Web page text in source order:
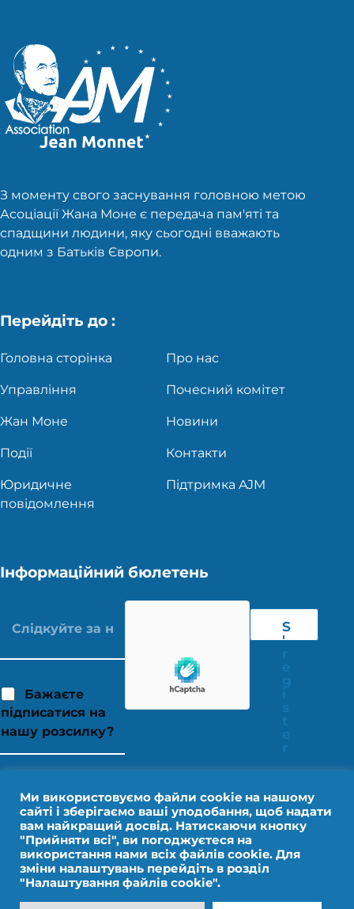
З моменту свого заснування головною метою
Асоціації Жана Моне є передача пам'яті та
спадщини людини, яку сьогодні вважають
одним з Батьків Європи.
Перейдіть до :
Головна сторінка Про нас
Управління Почесний комітет
Жан Моне Новини
Події Контакти
Юридичне
повідомлення
Підтримка AJM
Інформаційний бюлетень
Бажаєте
підписатися на
нашу розсилку?
S
'
Юридичне повідомлення
Ми використовуємо файли cookie на нашому
сайті і зберігаємо ваші уподобання, щоб надати
вам найкращий досвід. Натискаючи кнопку
"Прийняти всі", ви погоджуєтеся на
використання нами всіх файлів cookie. Для
зміни налаштувань перейдіть в розділ
"Налаштування файлів cookie".